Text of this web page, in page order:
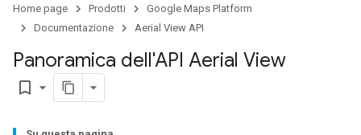
Home page Prodotti
Google Maps Platform
Documentazione
Aerial View API
Panoramica dell'API Aerial View
bookmark_border